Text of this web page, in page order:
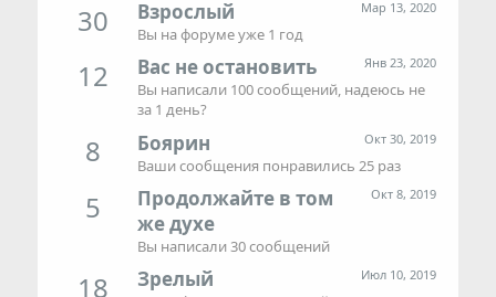
30 Мар 13, 2020
Взрослый
Вы на форуме уже 1 год
12 Янв 23, 2020
Вас не остановить
Вы написали 100 сообщений, надеюсь не
за 1 день?
8 Окт 30, 2019
Боярин
Ваши сообщения понравились 25 раз
5 Окт 8, 2019
Продолжайте в том
же духе
Вы написали 30 сообщений
18 Июл 10, 2019
Зрелый